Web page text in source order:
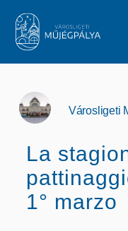
Városligeti
La
1° marzo